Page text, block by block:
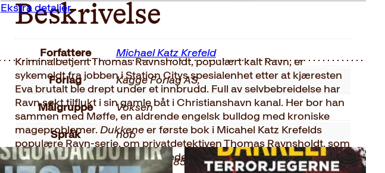
Beskrivelse
Kriminalbetjent Thomas Ravnsholdt, populært kalt Ravn, er
sykemeldt fra jobben i Station Citys spesialenhet etter at kjæresten
Eva brutalt ble drept under et innbrudd. Full av selvbebreidelse har
Ravn søkt tilflukt i sin gamle båt i Christianshavn kanal. Her bor han
sammen med Møffe, en aldrende engelsk bulldog med kroniske
mageproblemer.Dukkeneer første bok i Micahel Katz Krefelds
populære Ravn-serie, om privatdetektiven Thomas Ravnsholdt, som
arbeider med å spore opp savnede personer.
Ekstra detaljer
Forfattere Michael Katz Krefeld
Forlag Kagge Forlag AS,
Målgruppe Voksen
Språk nob
ISBN 9788248938590